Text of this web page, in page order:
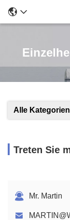
Alle Kategorien
Treten Sie
Mr. Martin